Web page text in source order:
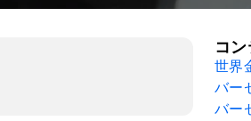
コ
世界
バー
バー